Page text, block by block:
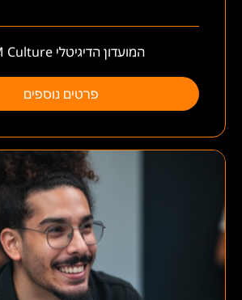
המועדון הדיגיטלי TSM Culture
פרטים נוספים